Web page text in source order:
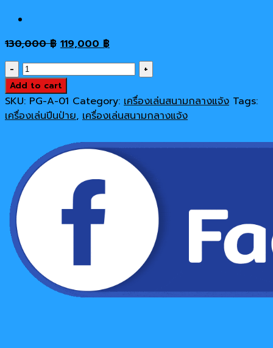
130,000฿ Original
was:
130,000 ฿.
119,000฿
is:
เครื่อง
เล่น
สนาม
กลาง
ปีน
ป่าย
ข้าวโพด
quantity
Add to cart
SKU: PG-A-01 Category: เครื่องเล่นสนามกลางแจ้ง Tags:
เครื่องเล่นปีนป่าย, เครื่องเล่นสนามกลางแจ้ง